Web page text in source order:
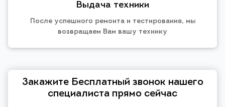
Выдача техники
После успешного ремонта и тестирования, мы
возвращаем Вам вашу технику
Закажите Бесплатный звонок нашего
специалиста прямо сейчас